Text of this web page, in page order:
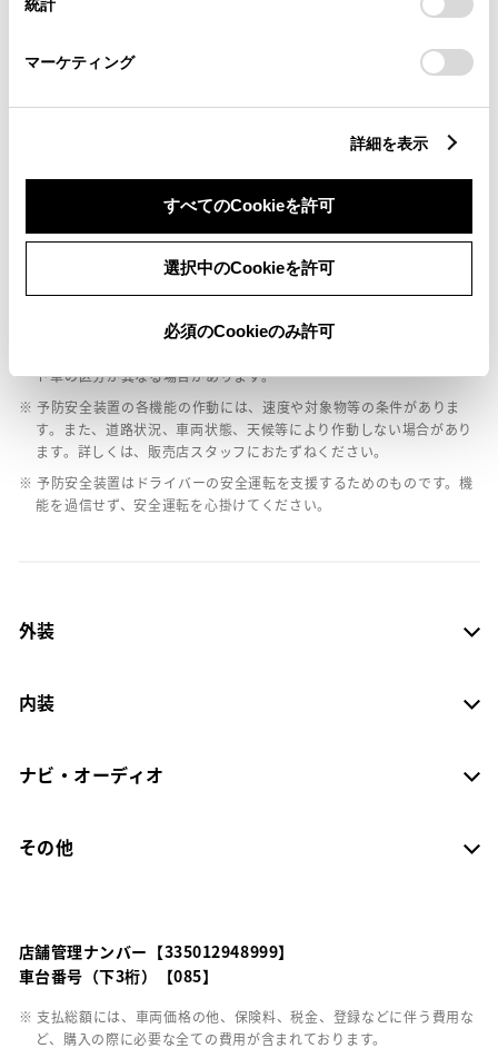
「Cookie（クッキー）情報の取り扱いについて
」をご覧くだ
統計
マーケティング
詳細を表示
すべてのCookieを許可
選択中のCookieを許可
必須のCookieのみ許可
パノラミックビューモニター（全周囲カメラ）
※ グレードによって予防安全装置の設定が異なる場合があります。
ト車の区分が異なる場合があります。
※ 予防安全装置の各機能の作動には、速度や対象物等の条件がありま
す。また、道路状況、車両状態、天候等により作動しない場合があり
ます。詳しくは、販売店スタッフにおたずねください。
※ 予防安全装置はドライバーの安全運転を支援するためのものです。機
能を過信せず、安全運転を心掛けてください。
外装
内装
ナビ・オーディオ
その他
店舗管理ナンバー【335012948999】
車台番号（下3桁）【085】
※ 支払総額には、車両価格の他、保険料、税金、登録などに伴う費用な
ど、購入の際に必要な全ての費用が含まれております。